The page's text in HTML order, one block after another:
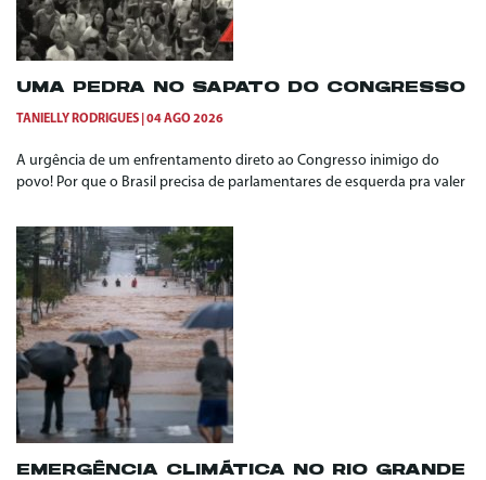
UMA PEDRA NO SAPATO DO CONGRESSO
TANIELLY RODRIGUES 04 AGO 2026
A urgência de um enfrentamento direto ao Congresso inimigo do
povo! Por que o Brasil precisa de parlamentares de esquerda pra valer
EMERGÊNCIA CLIMÁTICA NO RIO GRANDE